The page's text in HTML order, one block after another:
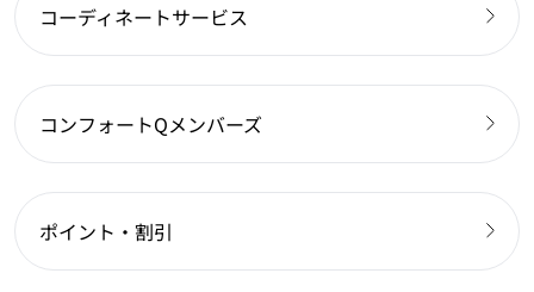
コーディネートサービス
コンフォートQメンバーズ
ポイント・割引